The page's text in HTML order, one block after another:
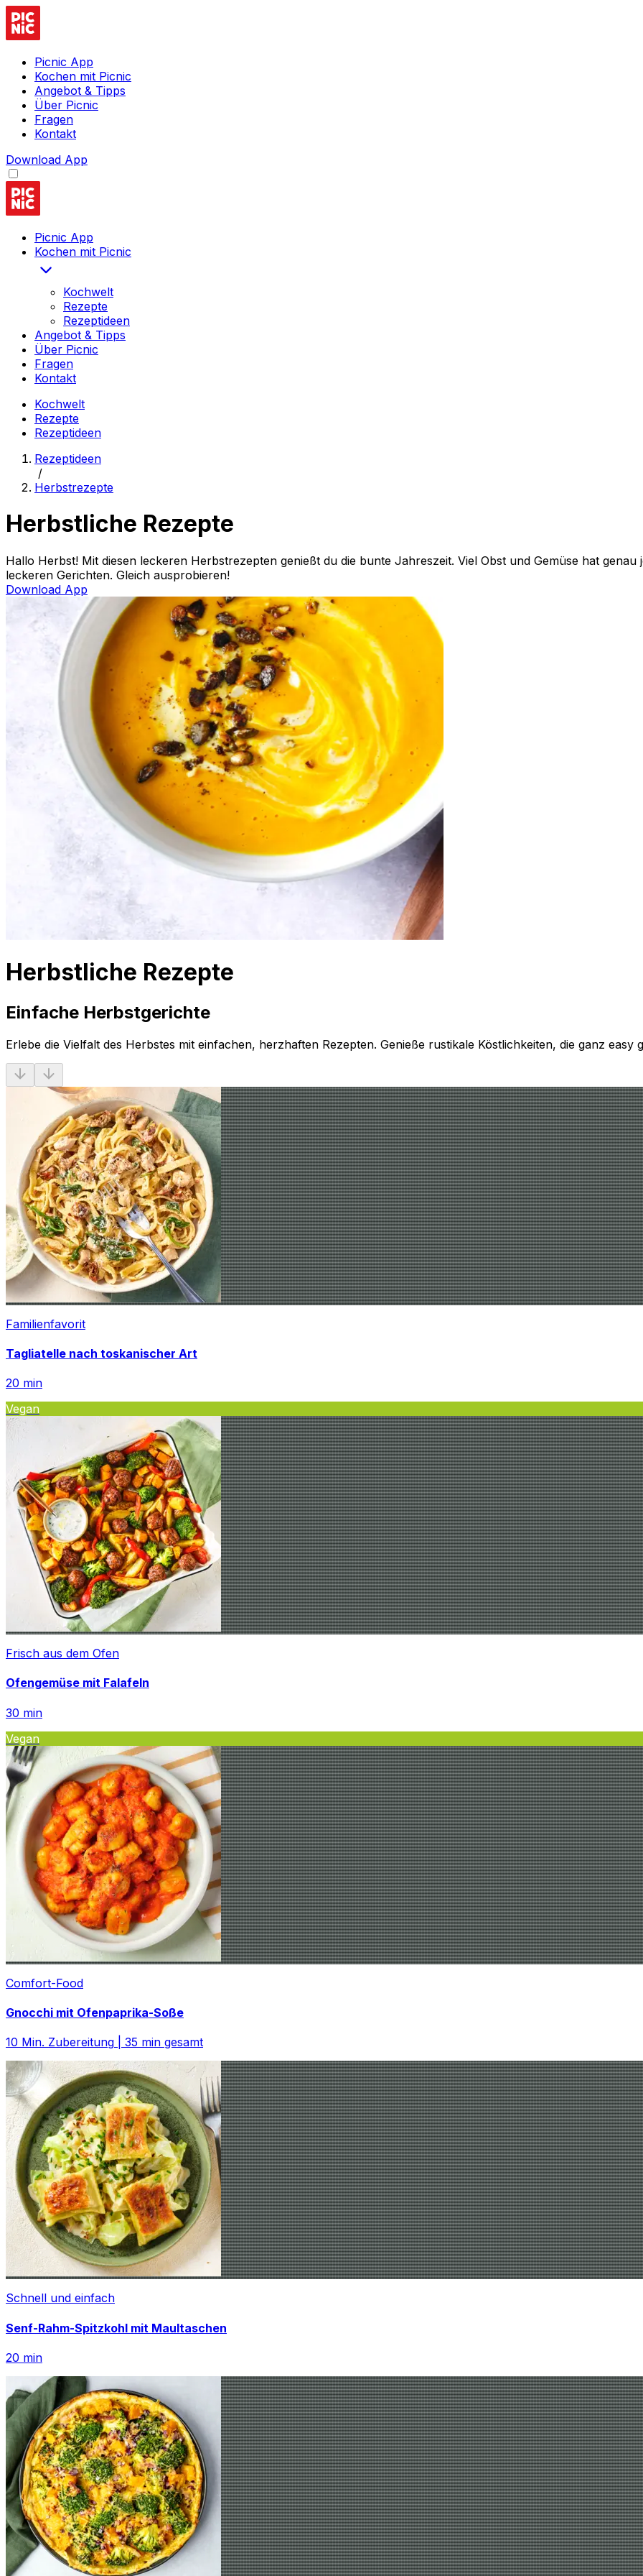
Picnic App
Kochen mit Picnic
Angebot & Tipps
Über Picnic
Fragen
Kontakt
Download App
Picnic App
Kochen mit Picnic
Kochwelt
Rezepte
Rezeptideen
Angebot & Tipps
Über Picnic
Fragen
Kontakt
Kochwelt
Rezepte
Rezeptideen
Rezeptideen
/
Herbstrezepte
Herbstliche Rezepte
Hallo Herbst! Mit diesen leckeren Herbstrezepten genießt du die bunte Jahreszeit. Viel Obst und Gemüse hat
leckeren Gerichten. Gleich ausprobieren!
Download App
Herbstliche Rezepte
Einfache Herbstgerichte
Erlebe die Vielfalt des Herbstes mit einfachen, herzhaften Rezepten. Genieße rustikale Köstlichkeiten, die ganz easy
Familienfavorit
Tagliatelle nach toskanischer Art
20 min
Vegan
Frisch aus dem Ofen
Ofengemüse mit Falafeln
30 min
Vegan
Comfort-Food
Gnocchi mit Ofenpaprika-Soße
10 Min. Zubereitung 35 min gesamt
Schnell und einfach
Senf-Rahm-Spitzkohl mit Maultaschen
20 min